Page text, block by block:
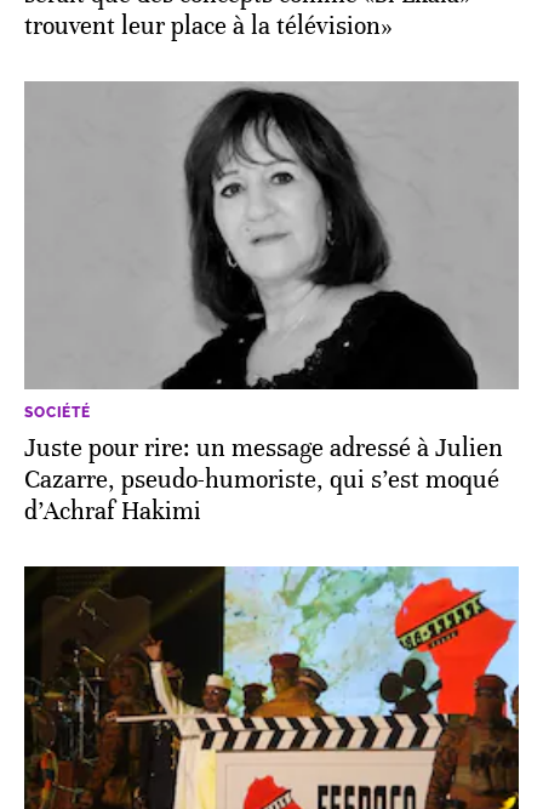
trouvent leur place à la télévision»
SOCIÉTÉ
Juste pour rire: un message adressé à Julien
Cazarre, pseudo-humoriste, qui s’est moqué
d’Achraf Hakimi